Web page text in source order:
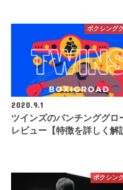
ボクシング
2020.9.1
ツインズのパンチンググロ
レビュー【特徴を詳しく解
ボクシン